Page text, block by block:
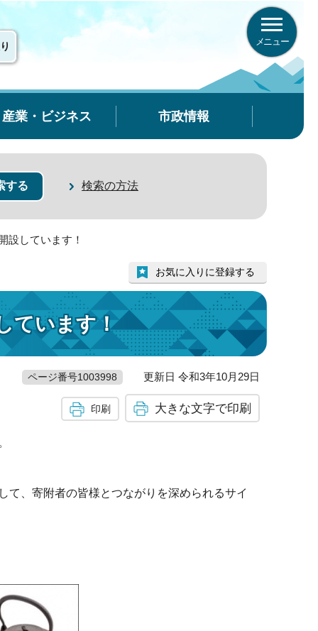
メニュー
産業・ビジネス 市政情報
検索の方法
設しています！
ています！
お気に入りに登録する
ページ番号1003998 更新日 令和3年10月29日
印刷 大きな文字で印刷
て、寄附者の皆様とつながりを深められるサイ